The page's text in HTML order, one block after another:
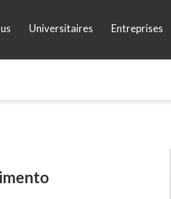
Universitaires Entreprises